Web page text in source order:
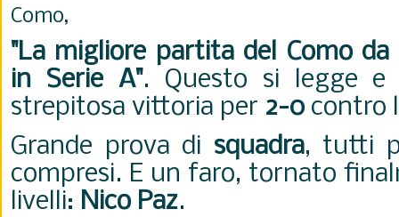
Como,
"La migliore partita del Como
in Serie A". Questo si legge
strepitosa vittoria per 2-0contro
Grande prova di squadra, tutti
compresi. E un faro, tornato
livelli: Nico Paz.